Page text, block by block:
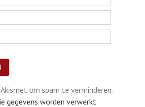
om spam te verminderen.
gegevens worden verwerkt.